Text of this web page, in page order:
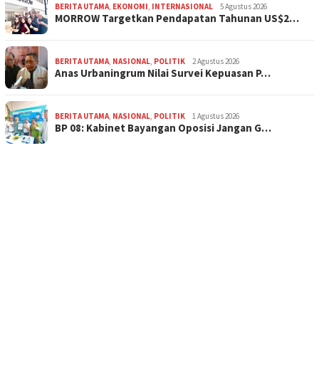
BERITA UTAMA, EKONOMI, INTERNASIONAL 5 Agustus 2026
MORROW Targetkan Pendapatan Tahunan US$2…
BERITA UTAMA, NASIONAL, POLITIK 2 Agustus 2026
Anas Urbaningrum Nilai Survei Kepuasan P…
BERITA UTAMA, NASIONAL, POLITIK 1 Agustus 2026
BP 08: Kabinet Bayangan Oposisi Jangan G…